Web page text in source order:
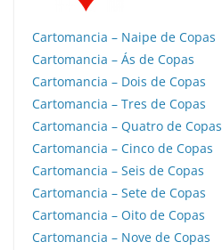
Cartomancia – Naipe de Copas
Cartomancia – Ás de Copas
Cartomancia – Dois de Copas
Cartomancia – Tres de Copas
Cartomancia – Quatro de Copas
Cartomancia – Cinco de Copas
Cartomancia – Seis de Copas
Cartomancia – Sete de Copas
Cartomancia – Oito de Copas
Cartomancia – Nove de Copas